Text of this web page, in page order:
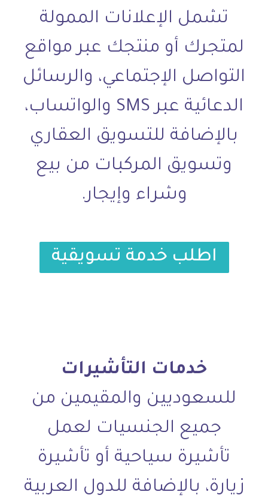
تشمل الإعلانات الممولة
لمتجرك أو منتجك عبر مواقع
التواصل الإجتماعي، والرسائل
الدعائية عبر SMS والواتساب،
بالإضافة للتسويق العقاري
وتسويق المركبات من بيع
وشراء وإيجار.
اطلب خدمة تسويقية
خدمات التأشيرات
للسعوديين والمقيمين من
جميع الجنسيات لعمل
تأشيرة سياحية أو تأشيرة
زيارة، بالإضافة للدول العربية